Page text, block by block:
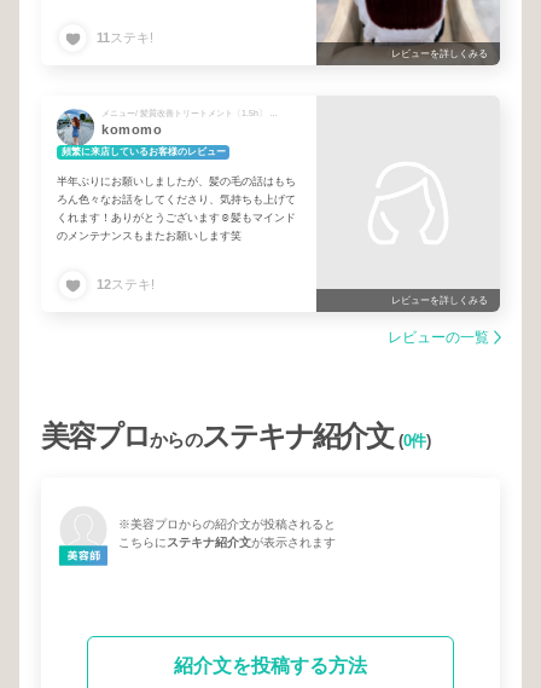
11 ステキ!
レビューを詳しくみる
komomo
頻繁に来店しているお客様のレビュー
半年ぶりにお願いしましたが、髪の毛の話はもち
ろん色々なお話をしてくださり、気持ちも上げて
くれます！ありがとうございます☺️髪もマインド
のメンテナンスもまたお願いします笑
12ステキ!
レビューを詳しくみる
レビューの一覧
美容プロからのステキナ紹介文(0件)
※美容プロからの紹介文が投稿されると
こちらにステキナ紹介文が表示されます
紹介文を投稿する方法